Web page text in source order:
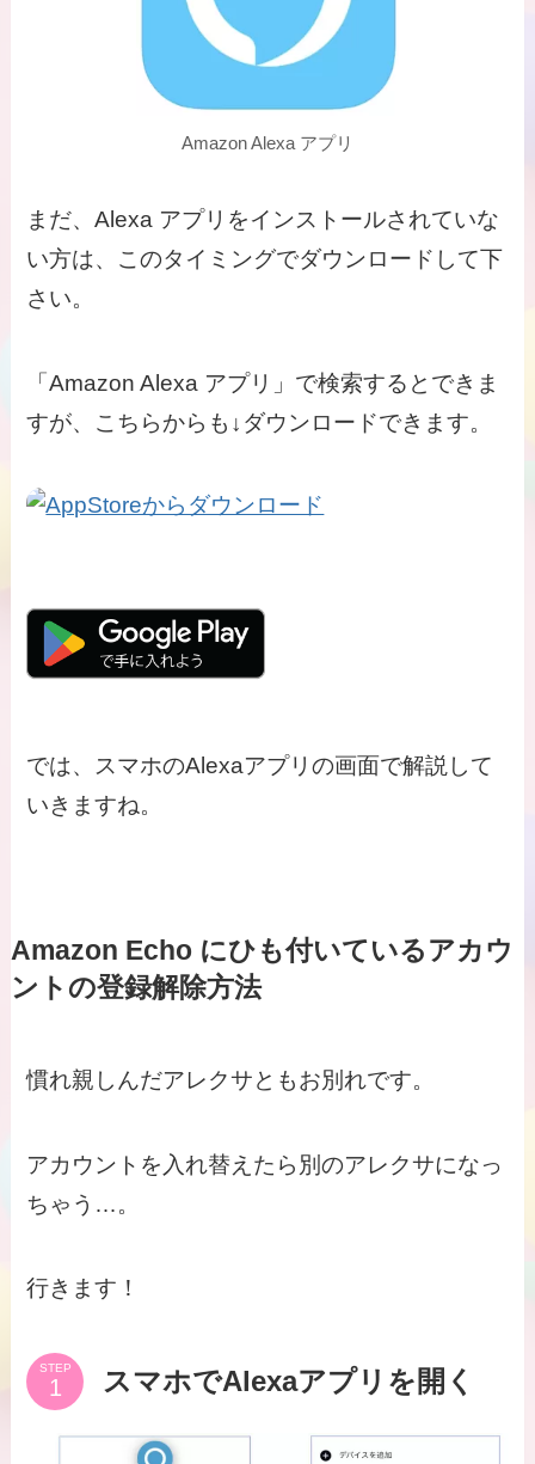
Amazon Alexa アプリ
まだ、Alexa アプリをインストールされていな
い方は、このタイミングでダウンロードして下
さい。
「Amazon Alexa アプリ」で検索するとできま
すが、こちらからも↓ダウンロードできます。
では、スマホのAlexaアプリの画面で解説して
いきますね。
Amazon Echo にひも付いているアカウ
ントの登録解除方法
慣れ親しんだアレクサともお別れです。
アカウントを入れ替えたら別のアレクサになっ
ちゃう…。
行きます！
STEP スマホでAlexaアプリを開く